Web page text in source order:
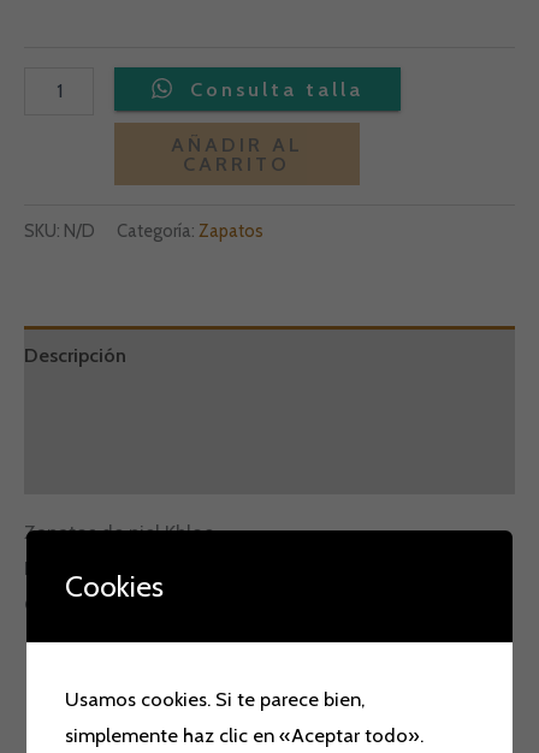
AÑADIR AL
CARRITO
SKU: N/D Categoría: Zapatos
Descripción
Zapatos de piel Khloe.
Plantilla extraible y con cordones elásticos.
Colores: arena y blanco.
Productos relacionados
Cookies
Usamos cookies. Si te parece bien,
simplemente haz clic en «Aceptar todo».